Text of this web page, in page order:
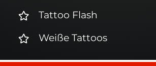
Tattoo Flash
Weiße Tattoos